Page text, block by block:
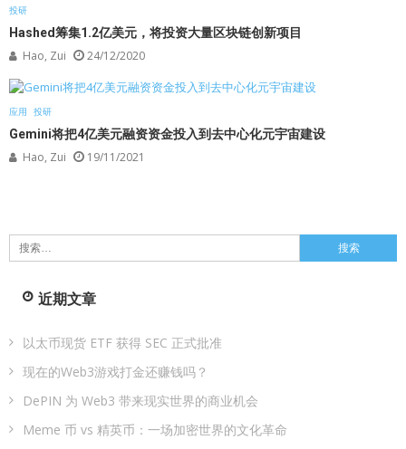
投研
Hashed筹集1.2亿美元，将投资大量区块链创新项目
Hao, Zui 24/12/2020
应用 投研
Gemini将把4亿美元融资资金投入到去中心化元宇宙建设
Hao, Zui 19/11/2021
搜
索：
近期文章
以太币现货 ETF 获得 SEC 正式批准
现在的Web3游戏打金还赚钱吗？
DePIN 为 Web3 带来现实世界的商业机会
Meme 币 vs 精英币：一场加密世界的文化革命